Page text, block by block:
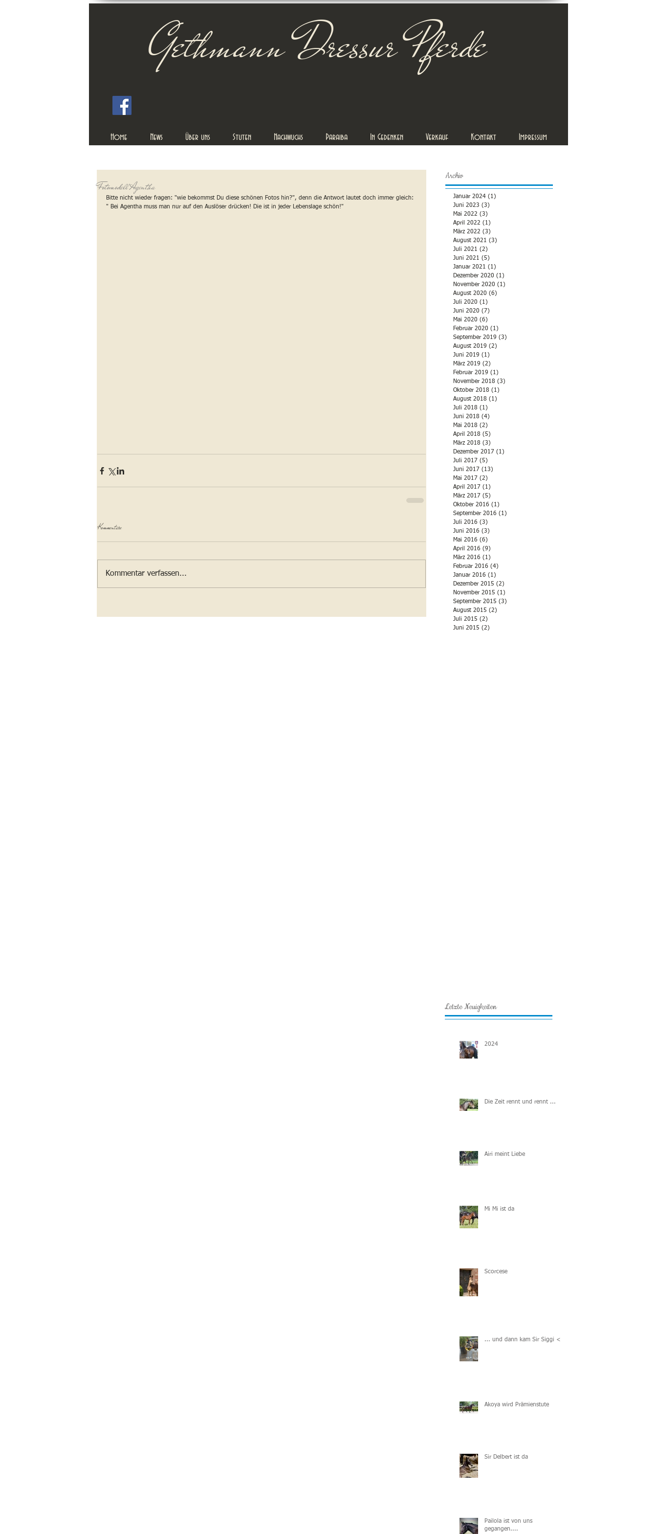
Gethmann Dressur Pferde
Home News Über uns Stuten Nachwuchs Paraiba In Gedenken Verkauf Kontakt Impressum
Fotomodell Agentha
Bitte nicht wieder fragen: "wie bekommst Du diese schönen Fotos hin?", denn die Antwort lautet doch immer gleich:
" Bei Agentha muss man nur auf den Auslöser drücken! Die ist in jeder Lebenslage schön!"
Kommentare
Kommentar verfassen...
Archiv
Januar 2024 (1)
Juni 2023 (3)
Mai 2022 (3)
April 2022 (1)
März 2022 (3)
August 2021 (3)
Juli 2021 (2)
Juni 2021 (5)
Januar 2021 (1)
Dezember 2020 (1)
November 2020 (1)
August 2020 (6)
Juli 2020 (1)
Juni 2020 (7)
Mai 2020 (6)
Februar 2020 (1)
September 2019 (3)
August 2019 (2)
Juni 2019 (1)
März 2019 (2)
Februar 2019 (1)
November 2018 (3)
Oktober 2018 (1)
August 2018 (1)
Juli 2018 (1)
Juni 2018 (4)
Mai 2018 (2)
April 2018 (5)
März 2018 (3)
Dezember 2017 (1)
Juli 2017 (5)
Juni 2017 (13)
Mai 2017 (2)
April 2017 (1)
März 2017 (5)
Oktober 2016 (1)
September 2016 (1)
Juli 2016 (3)
Juni 2016 (3)
Mai 2016 (6)
April 2016 (9)
März 2016 (1)
Februar 2016 (4)
Januar 2016 (1)
Dezember 2015 (2)
November 2015 (1)
September 2015 (3)
August 2015 (2)
Juli 2015 (2)
Juni 2015 (2)
Letzte Neuigkeiten
2024
Die Zeit rennt und rennt ...
Airi meint Liebe
Mi Mi ist da
Scorcese
... und dann kam Sir Siggi <3
Akoya wird Prämienstute
Sir Delbert ist da
Pailola ist von uns
gegangen....